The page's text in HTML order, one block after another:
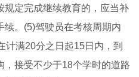
规定完成继续教育的，应当补
续。(5)驾驶员在考核周期内
计满20分之日起15日内，到
，接受不少于18个学时的道路